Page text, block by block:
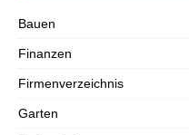
Bauen
Finanzen
Firmenverzeichnis
Garten